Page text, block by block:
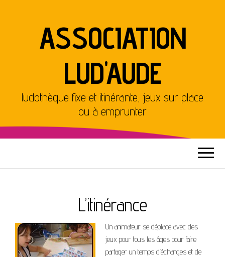
ASSOCIATION
LUD'AUDE
ludothèque fixe et itinérante, jeux sur place
ou à emprunter
L’itinérance
Un animateur se déplace avec des
jeux pour tous les âges pour faire
partager un temps d’échanges et de